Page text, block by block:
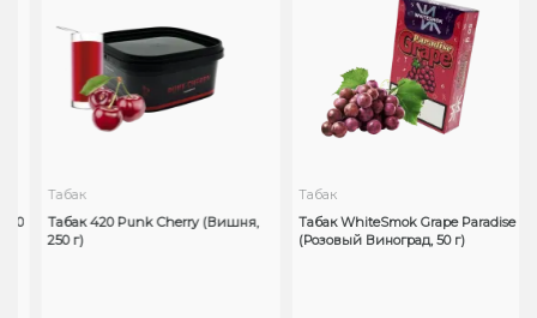
Табак
Табак 420 Punk Cherry (Вишня,
250 г)
Табак
Табак WhiteSmok Grape Paradise
(Розовый Виноград, 50 г)